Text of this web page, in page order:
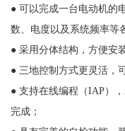
● 可以完成一台电动机的
数、电度以及系统频率等
● 采用分体结构，方便安
● 三地控制方式更灵活，
● 支持在线编程（IAP）
完成；